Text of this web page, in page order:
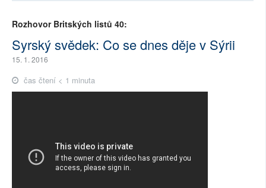
Rozhovor Britských listů 40:
Syrský svědek: Co se dnes děje v Sýrii
15. 1. 2016
čas čtení < 1 minuta